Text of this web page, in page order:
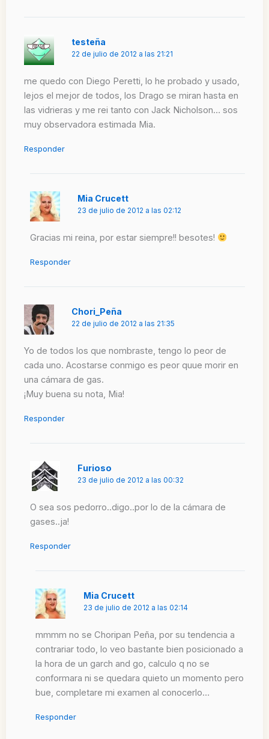
testeña
22 de julio de 2012 a las 21:21
me quedo con Diego Peretti, lo he probado y usado,
lejos el mejor de todos, los Drago se miran hasta en
las vidrieras y me rei tanto con Jack Nicholson… sos
muy observadora estimada Mia.
Responder
Mia Crucett
23 de julio de 2012 a las 02:12
Gracias mi reina, por estar siempre!! besotes!
Responder
Chori_Peña
22 de julio de 2012 a las 21:35
Yo de todos los que nombraste, tengo lo peor de
cada uno. Acostarse conmigo es peor quue morir en
una cámara de gas.
¡Muy buena su nota, Mia!
Responder
Furioso
23 de julio de 2012 a las 00:32
O sea sos pedorro..digo..por lo de la cámara de
gases..ja!
Responder
Mia Crucett
23 de julio de 2012 a las 02:14
mmmm no se Choripan Peña, por su tendencia a
contrariar todo, lo veo bastante bien posicionado a
la hora de un garch and go, calculo q no se
conformara ni se quedara quieto un momento pero
bue, completare mi examen al conocerlo…
Responder